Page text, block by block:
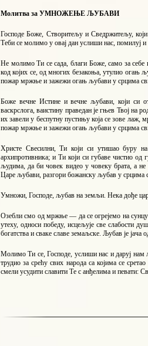
Молитва за УМНОЖЕЊЕ ЉУБАВИ
Господе Боже, Створитељу и Сведржитељу,
Теби се молимо у овај дан услиши нас, помилуј и
Не молимо Ти се сада, благи Боже, само за себе
код којих се, од многих безакоња, утулио
пожар мржње и зажежи огањ љубави у срцима
Боже вечне Истине и вечне љубави, који си
васкрслога, ваистину праведан је гњев Твој на
их завели у беспутну пустињу која се зове
пожар мржње и зажежи огањ љубави у срцима
Христе Свесилни, Ти који си утишао буру
архипротивника; и Ти који си губаве чистио
људима, да би човек видео у човеку брата, а
Царе љубави, разгори божанску љубав у срцима
Умножи, Господе, љубав на земљи. Нека дође
Озебли смо од мржње — да се огрејемо на сунцу
утеху, односи победу, исцељује све слабости
богатства и сваке славе земаљске. Љубав је
Молимо Ти се, Господе, услиши нас и даруј нам
трудио за срећу свих народа са којима се
смели усудити славити Те с анђелима и певати: